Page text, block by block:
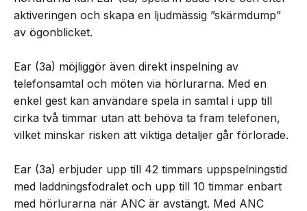
aktiveringen och skapa en ljudmässig ”skärmdump”
av ögonblicket.
Ear (3a) möjliggör även direkt inspelning av
telefonsamtal och möten via hörlurarna. Med en
enkel gest kan användare spela in samtal i upp till
cirka två timmar utan att behöva ta fram telefonen,
vilket minskar risken att viktiga detaljer går förlorade.
Ear (3a) erbjuder upp till 42 timmars uppspelningstid
med laddningsfodralet och upp till 10 timmar enbart
med hörlurarna när ANC är avstängt. Med ANC